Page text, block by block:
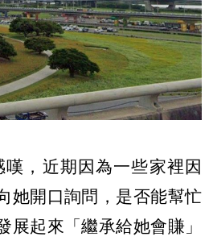
嘆，近期因為一些家裡因
她開口詢問，是否能幫忙
起來「繼承給她會賺」